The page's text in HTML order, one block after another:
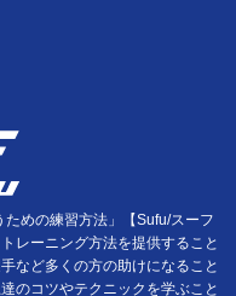
めの練習方法」【Sufu/スーフ
レーニング方法を提供すること
など多くの方の助けになること
のコツやテクニックを学ぶこと